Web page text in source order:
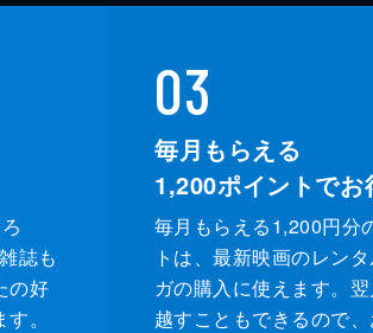
誌も
の好
。
03
毎月もらえる
1,200ポイントでお
毎月もらえる1,200円分
トは、最新映画のレン
ガの購入に使えます。
越すこともできるので